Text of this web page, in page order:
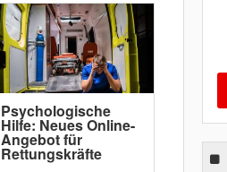
Psychologische
Hilfe: Neues Online-
Angebot für
Rettungskräfte